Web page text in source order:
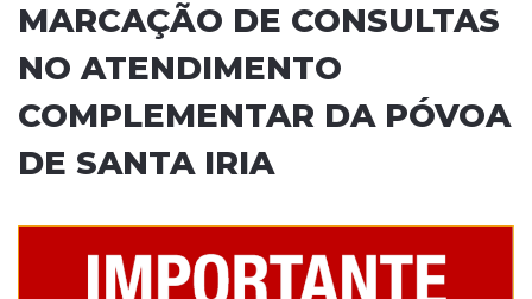
MARCAÇÃO DE CONSULTAS
NO ATENDIMENTO
COMPLEMENTAR DA PÓVOA
DE SANTA IRIA